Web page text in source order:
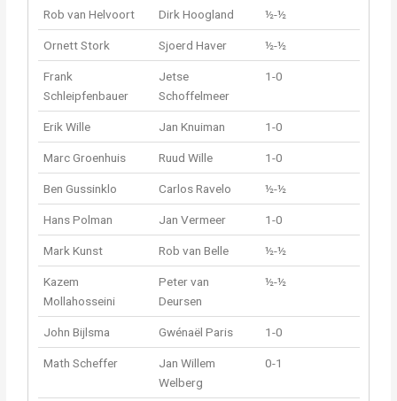
Rob van Helvoort Dirk Hoogland ½-½
Ornett Stork Sjoerd Haver ½-½
Frank
Schleipfenbauer
Jetse
Schoffelmeer
1-0
Erik Wille Jan Knuiman 1-0
Marc Groenhuis Ruud Wille 1-0
Ben Gussinklo Carlos Ravelo ½-½
Hans Polman Jan Vermeer 1-0
Mark Kunst Rob van Belle ½-½
Kazem
Mollahosseini
Peter van
Deursen
½-½
John Bijlsma Gwénaël Paris 1-0
Math Scheffer
Jan Willem
Welberg
0-1